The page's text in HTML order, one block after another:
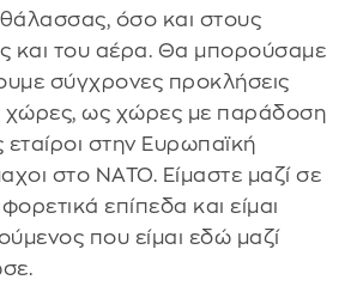
όσο και στους
και του αέρα. Θα μπορούσαμε
σύγχρονες προκλήσεις
χώρες, ως χώρες με παράδοση
εταίροι στην Ευρωπαϊκή
στο ΝΑΤΟ. Είμαστε μαζί σε
επίπεδα και είμαι
που είμαι εδώ μαζί